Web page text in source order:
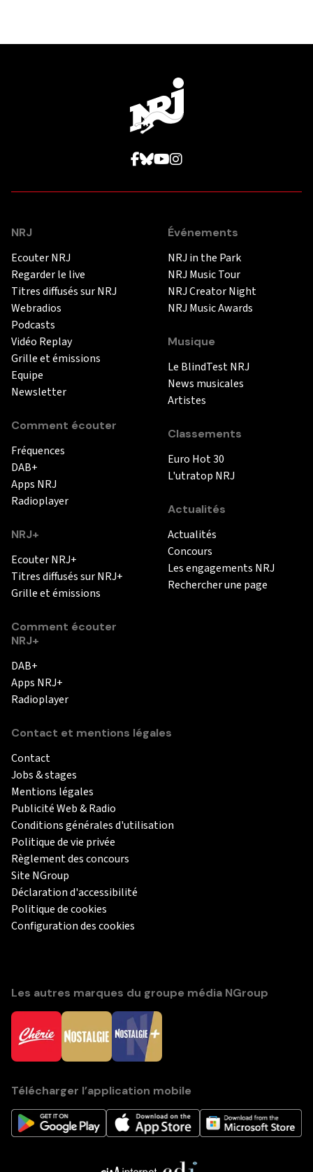
NRJ
Ecouter NRJ
Regarder le live
Titres diffusés sur NRJ
Webradios
Podcasts
Vidéo Replay
Grille et émissions
Equipe
Newsletter
Comment écouter
Fréquences
DAB+
Apps NRJ
Radioplayer
NRJ+
Ecouter NRJ+
Titres diffusés sur NRJ+
Grille et émissions
Comment écouter
NRJ+
DAB+
Apps NRJ+
Radioplayer
Événements
NRJ in the Park
NRJ Music Tour
NRJ Creator Night
NRJ Music Awards
Musique
Le BlindTest NRJ
News musicales
Artistes
Classements
Euro Hot 30
L'utratop NRJ
Actualités
Actualités
Concours
Les engagements NRJ
Rechercher une page
Contact et mentions légales
Contact
Jobs & stages
Mentions légales
Publicité Web & Radio
Conditions générales d'utilisation
Politique de vie privée
Règlement des concours
Site NGroup
Déclaration d'accessibilité
Politique de cookies
Configuration des cookies
Les autres marques du groupe média NGroup
Télécharger l’application mobile